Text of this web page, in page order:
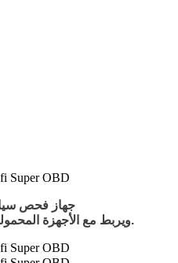
يعمل على WIFI ويربط مع الأجهزة المحمولة.